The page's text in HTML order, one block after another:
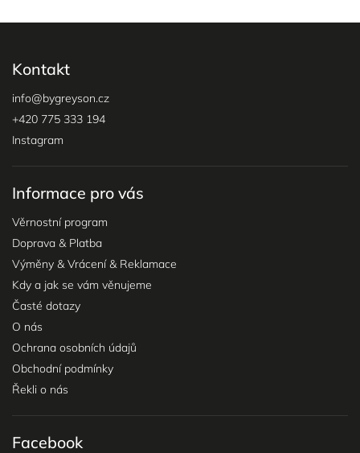
Kontakt
info@bygreyson.cz
+420 775 333 194
Instagram
Informace pro vás
Věrnostní program
Doprava & Platba
Výměny & Vrácení & Reklamace
Kdy a jak se vám věnujeme
Časté dotazy
O nás
Ochrana osobních údajů
Obchodní podmínky
Řekli o nás
Facebook